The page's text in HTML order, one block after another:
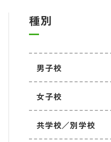
種別
男子校
女子校
共学校／別学校